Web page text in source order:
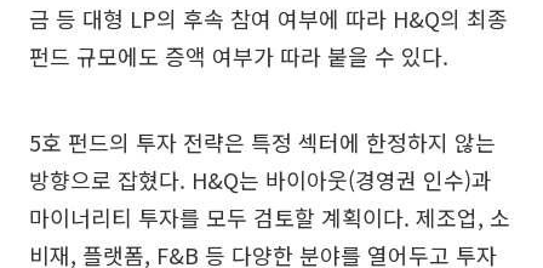
금 등 대형 LP의 후속 참여 여부에 따라 H&Q의 최종
펀드 규모에도 증액 여부가 따라 붙을 수 있다.
5호 펀드의 투자 전략은 특정 섹터에 한정하지 않는
방향으로 잡혔다. H&Q는 바이아웃(경영권 인수)과
마이너리티 투자를 모두 검토할 계획이다. 제조업, 소
비재, 플랫폼, F&B 등 다양한 분야를 열어두고 투자